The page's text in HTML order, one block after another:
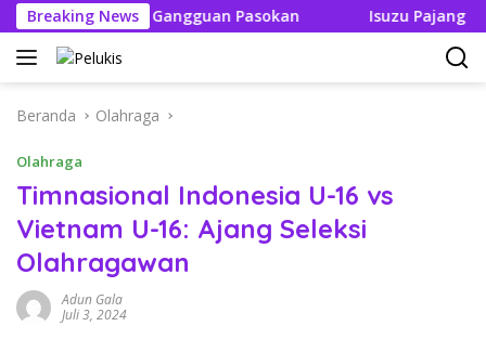
Langsung
ke
konten
Breaking News
Boleh Ada Gangguan Pasokan Isuzu Pajang
Beranda Olahraga
Olahraga
Timnasional Indonesia U-16 vs
Vietnam U-16: Ajang Seleksi
Olahragawan
Adun Gala
Juli 3, 2024